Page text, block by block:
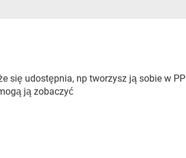
się udostępnia, np tworzysz ją sobie w PP
ją zobaczyć